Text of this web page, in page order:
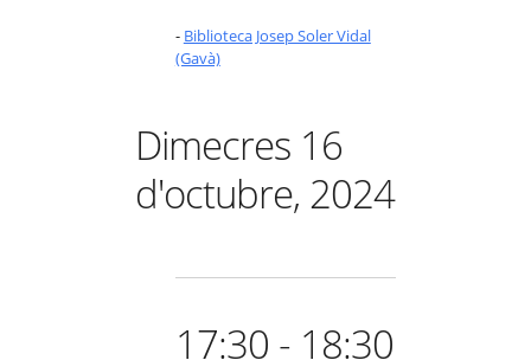
- Biblioteca Josep Soler Vidal
(Gavà)
Dimecres 16
d'octubre, 2024
17:30 - 18:30